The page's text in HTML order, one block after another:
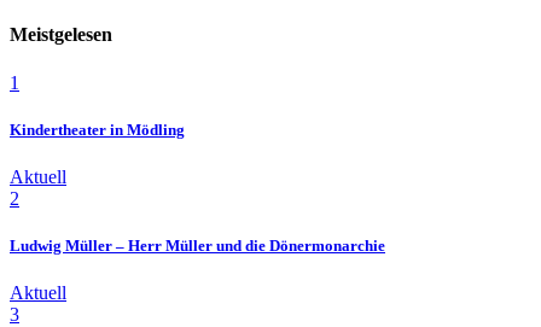
Meistgelesen
1
Kindertheater in Mödling
Aktuell
2
Ludwig Müller – Herr Müller und die Dönermonarchie
Aktuell
3